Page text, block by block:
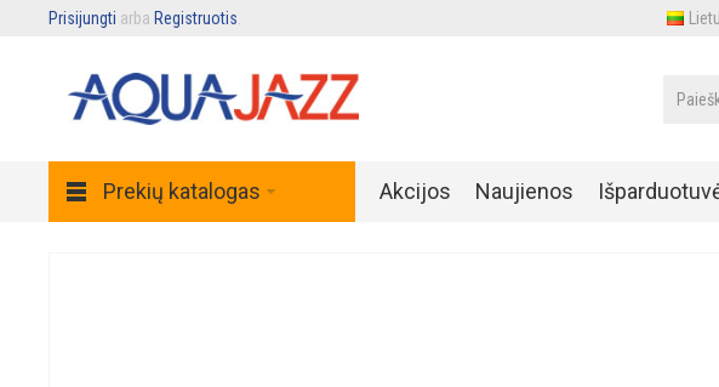
Prisijungti arba Registruotis
Prekių katalogas Akcijos Naujienos